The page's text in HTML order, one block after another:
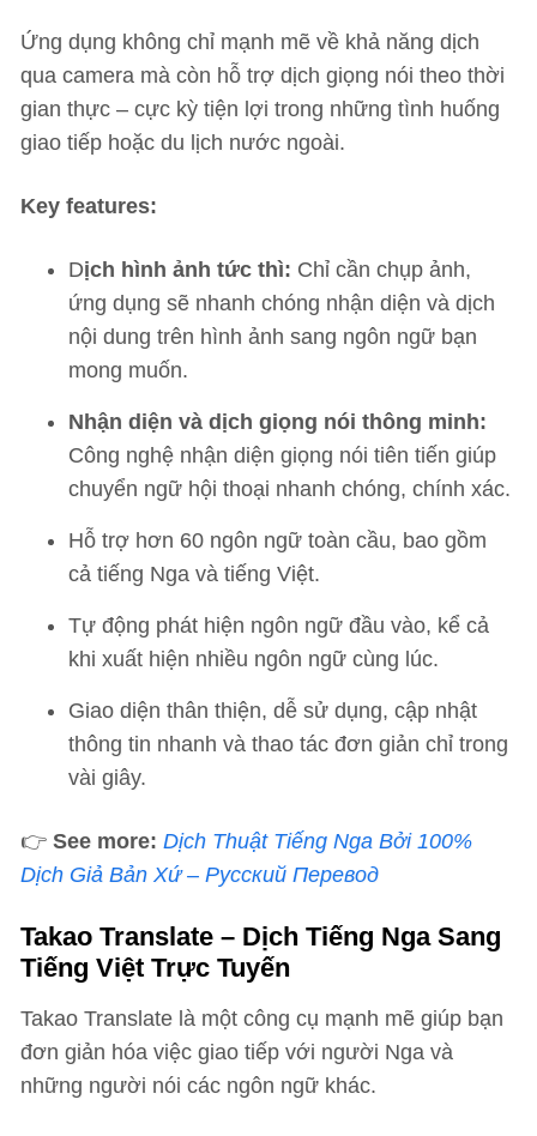
Ứng dụng không chỉ mạnh mẽ về khả năng dịch
qua camera mà còn hỗ trợ dịch giọng nói theo thời
gian thực – cực kỳ tiện lợi trong những tình huống
giao tiếp hoặc du lịch nước ngoài.
Key features:
Dịch hình ảnh tức thì: Chỉ cần chụp ảnh,
ứng dụng sẽ nhanh chóng nhận diện và dịch
nội dung trên hình ảnh sang ngôn ngữ bạn
mong muốn.
Nhận diện và dịch giọng nói thông minh:
Công nghệ nhận diện giọng nói tiên tiến giúp
chuyển ngữ hội thoại nhanh chóng, chính xác.
Hỗ trợ hơn 60 ngôn ngữ toàn cầu, bao gồm
cả tiếng Nga và tiếng Việt.
Tự động phát hiện ngôn ngữ đầu vào, kể cả
khi xuất hiện nhiều ngôn ngữ cùng lúc.
Giao diện thân thiện, dễ sử dụng, cập nhật
thông tin nhanh và thao tác đơn giản chỉ trong
vài giây.
👉 See more: Dịch Thuật Tiếng Nga Bởi 100%
Dịch Giả Bản Xứ – Русский Перевод
Takao Translate – Dịch Tiếng Nga Sang
Tiếng Việt Trực Tuyến
Takao Translate là một công cụ mạnh mẽ giúp bạn
đơn giản hóa việc giao tiếp với người Nga và
những người nói các ngôn ngữ khác.